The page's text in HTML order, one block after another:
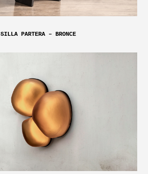
SILLA PARTERA – BRONCE